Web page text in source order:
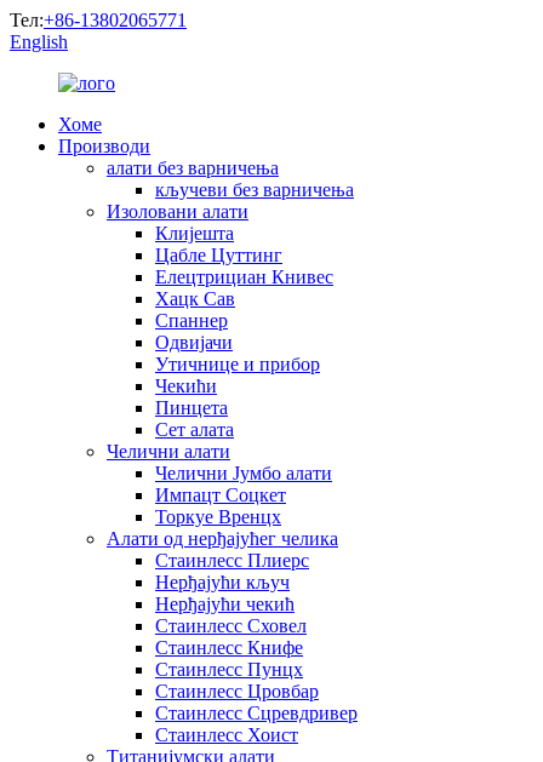
Тел:+86-13802065771
English
Хоме
Производи
алати без варничења
кључеви без варничења
Изоловани алати
Клијешта
Цабле Цуттинг
Елецтрициан Книвес
Хацк Сав
Спаннер
Одвијачи
Утичнице и прибор
Чекићи
Пинцета
Сет алата
Челични алати
Челични Јумбо алати
Импацт Соцкет
Торкуе Вренцх
Алати од нерђајућег челика
Стаинлесс Плиерс
Нерђајући кључ
Нерђајући чекић
Стаинлесс Сховел
Стаинлесс Книфе
Стаинлесс Пунцх
Стаинлесс Цровбар
Стаинлесс Сцревдривер
Стаинлесс Хоист
Титанијумски алати